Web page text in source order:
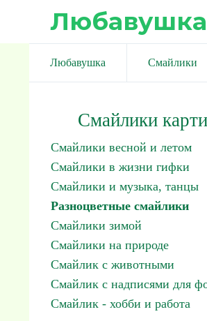
Любавушка Смайлики
Смайлики
Смайлики весной и летом
Смайлики в жизни гифки
Смайлики и музыка, танцы
Разноцветные смайлики
Смайлики зимой
Смайлики на природе
Смайлик с животными
Смайлик с надписями для
Смайлик - хобби и работа